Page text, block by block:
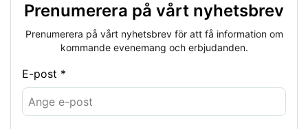
Prenumerera på vårt nyhetsbrev
Prenumerera på vårt nyhetsbrev för att få information om
kommande evenemang och erbjudanden.
E-post *